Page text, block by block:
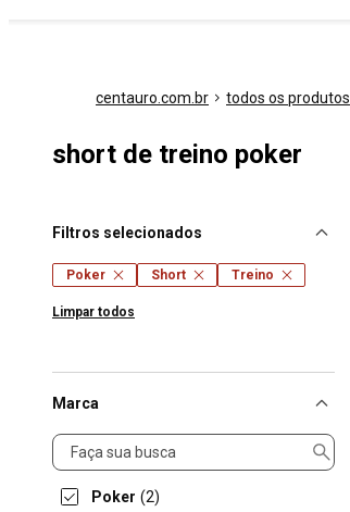
centauro.com.br todos os produtos
short de treino poker
Filtros selecionados
Poker Short Treino
Limpar todos
Marca
Marca
Poker (2)